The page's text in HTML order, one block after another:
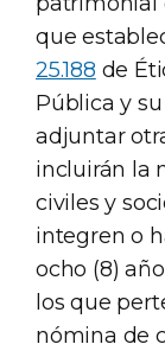
que
25.188 de
Pública y
adjuntar
incluirán la
civiles y
integren o
ocho (8)
los que
nómina de